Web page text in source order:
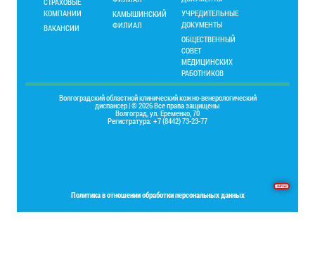
КОМПАНИИ
ВАКАНСИИ
КАМЫШИНСКИЙ
ФИЛИАЛ
УЧРЕДИТЕЛЬНЫЕ
ДОКУМЕНТЫ
ОБЩЕСТВЕННЫЙ
СОВЕТ
МЕДИЦИНСКИХ
РАБОТНИКОВ
Волгоградский областной клинический кожно-венерологический
диспансер | © 2026 Все права защищены
Волгоград, ул. Еременко, 70
Регистратура: +7 (8442) 73-23-77
Политика в отношении обработки персональных данных